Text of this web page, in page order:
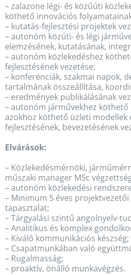
– zalazone légi- és közűúti
köthető innovációs
– kutatás-fejlesztési projektek
– autonóm közúti- és légi
elemzésének, kutatásának,
– autonóm közlekedéshez
fejlesztésének vezetése;
– konferenciák, szakmai napok,
tartalmának összeállítása,
– eredmények publikálásának
– autonóm járművekhez köthető
azokhoz köthető üzleti modellek
fejlesztésének, bevezetésének
Elvárások:
– Közlekedésmérnöki,
műszaki manager MSc
– autonóm közlekedési
– Minimum 5 éves projektvezetői
tapasztalat;
– Tárgyalási szintű angolnyelv-
– Analitikus és komplex
– Kiváló kommunikációs készség;
– Csapatmunkában való
– Rugalmasság;
– proaktív, önálló munkavégzés.